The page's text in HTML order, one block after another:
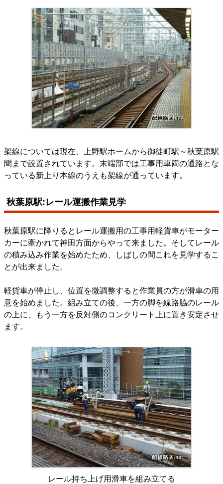
架線については現在、上野駅ホームから御徒町駅～秋葉原駅
間まで設置されています。末端部では工事用車両の通路とな
っている新上り本線のうえも架線が通っています。
秋葉原駅:レール運搬作業見学
秋葉原駅に降りるとレール運搬用の工事用軽貨車がモーター
カーに牽かれて神田方面からやって来ました。そしてレール
の積み込み作業を始めたため、しばしの間これを見学するこ
とが出来ました。
軽貨車が停止し、位置を微調整すると作業員の方が滑車の用
意を始めました。組み立ての後、一方の脚を線路脇のレール
の上に、もう一方を反対側のコンクリート上に置き安定させ
ます。
レール持ち上げ用滑車を組み立てる